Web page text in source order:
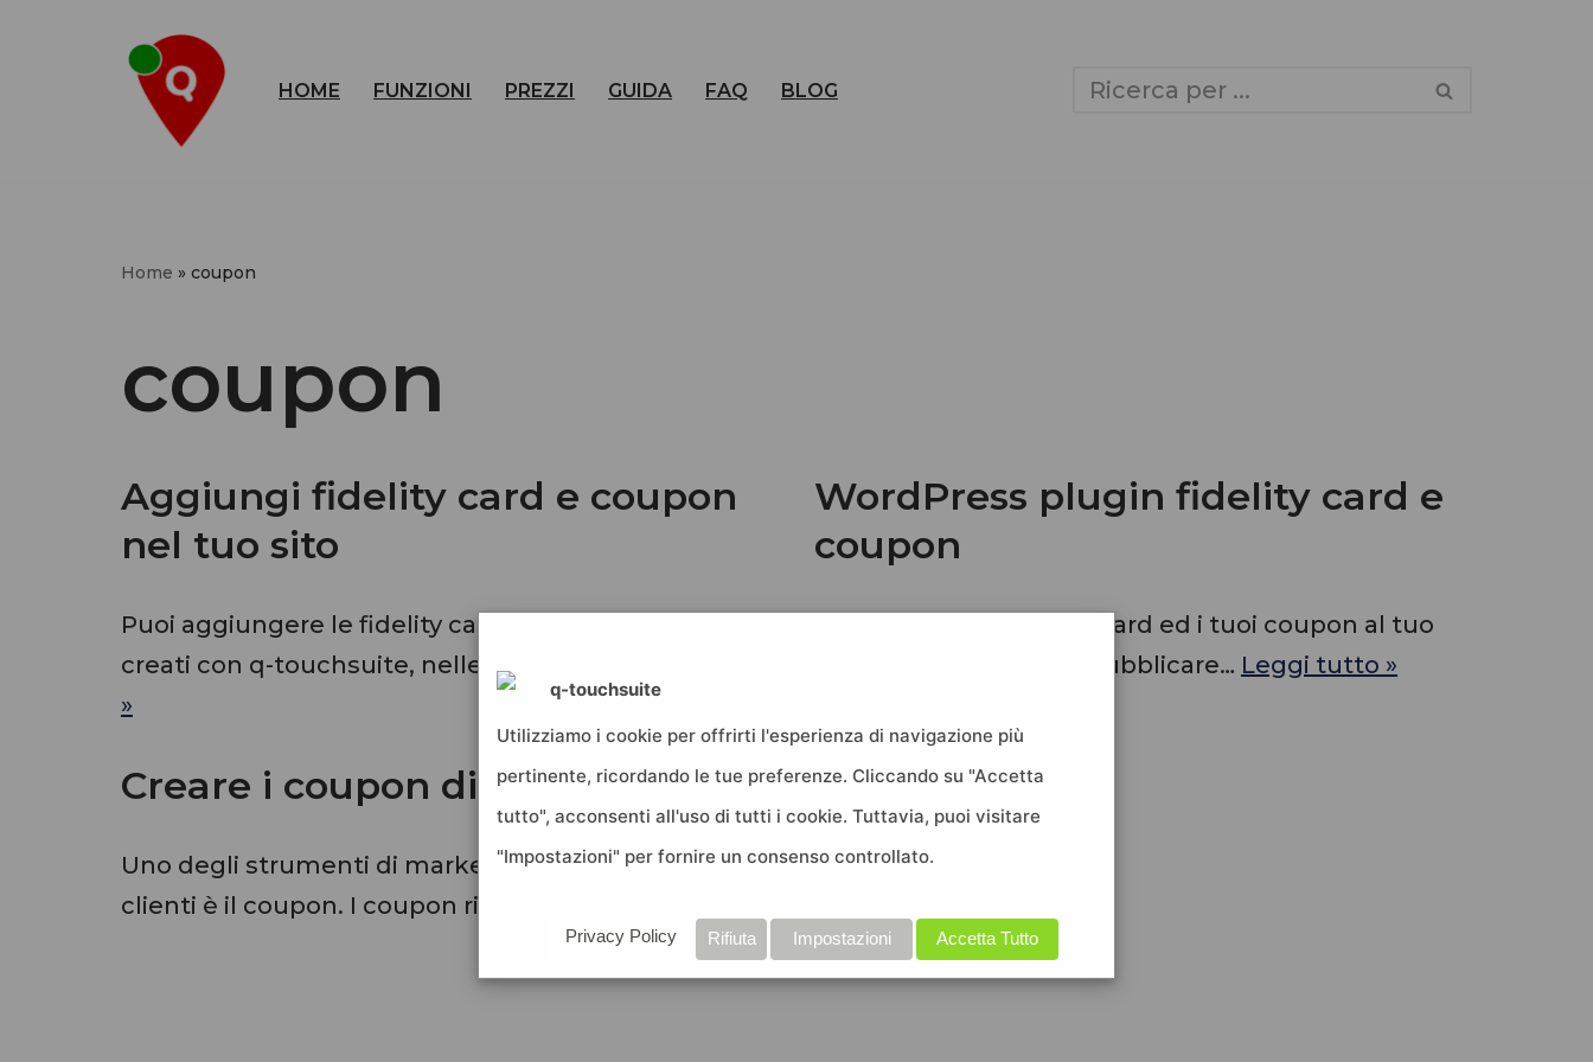
HOME FUNZIONI PREZZI GUIDA FAQ BLOG
Home » coupon
coupon
Aggiungi fidelity card e coupon
nel tuo sito
Puoi aggiungere le fidelity card ed i coupon digitali,
creati con q-touchsuite, nelle pagine del…
»
WordPress plugin fidelity card e
coupon
Aggiungi le tue fidelity card ed i tuoi coupon al tuo
sito wordpress. Come pubblicare… Leggi tutto »
Creare i coupon digitali
Uno degli strumenti di marketing per acquisire nuovi
clienti è il coupon. I coupon rientrano…
q-touchsuite
Utilizziamo i cookie per offrirti l'esperienza di navigazione più
pertinente, ricordando le tue preferenze. Cliccando su "Accetta
tutto", acconsenti all'uso di tutti i cookie. Tuttavia, puoi visitare
"Impostazioni" per fornire un consenso controllato.
Accetta Tutto
Impostazioni
Rifiuta
Privacy Policy